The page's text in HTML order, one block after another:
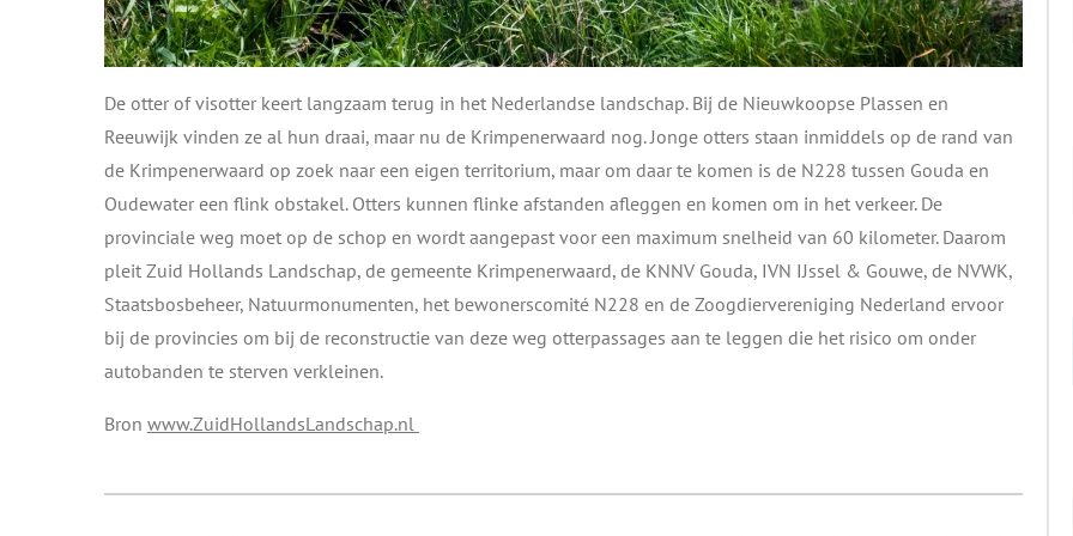
De otter of visotter keert langzaam terug in het Nederlandse landschap. Bij de Nieuwkoopse Plassen en
Reeuwijk vinden ze al hun draai, maar nu de Krimpenerwaard nog. Jonge otters staan inmiddels op de rand van
de Krimpenerwaard op zoek naar een eigen territorium, maar om daar te komen is de N228 tussen Gouda en
Oudewater een flink obstakel. Otters kunnen flinke afstanden afleggen en komen om in het verkeer. De
provinciale weg moet op de schop en wordt aangepast voor een maximum snelheid van 60 kilometer. Daarom
pleit Zuid Hollands Landschap, de gemeente Krimpenerwaard, de KNNV Gouda, IVN IJssel & Gouwe, de NVWK,
Staatsbosbeheer, Natuurmonumenten, het bewonerscomité N228 en de Zoogdiervereniging Nederland ervoor
bij de provincies om bij de reconstructie van deze weg otterpassages aan te leggen die het risico om onder
autobanden te sterven verkleinen.
Bron www.ZuidHollandsLandschap.nl